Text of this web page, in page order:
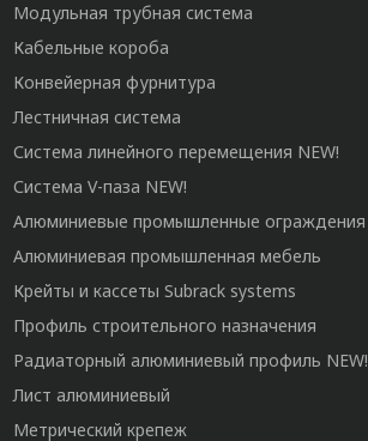
Модульная трубная система
Кабельные короба
Конвейерная фурнитура
Лестничная система
Система линейного перемещения NEW!
Система V-паза NEW!
Алюминиевые промышленные ограждения
Алюминиевая промышленная мебель
Крейты и кассеты Subrack systems
Профиль строительного назначения
Радиаторный алюминиевый профиль NEW!
Лист алюминиевый
Метрический крепеж